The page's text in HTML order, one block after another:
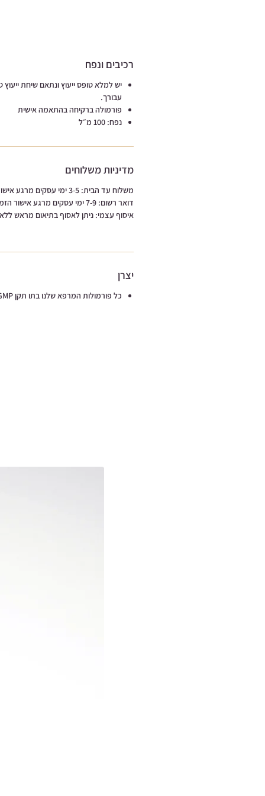
רכיבים ונפח
יש למלא טופס ייעוץ ונתאם שיחת
עבורך.
פורמולה ברקיחה בהתאמה אישית
נפח: 100 מ״ל
מדיניות משלוחים
משלוח עד הבית: 3-5 ימי עסקים מרגע אישור הזמנה.
דואר רשום: 7-9 ימי עסקים מרגע אישור הזמנה.
איסוף עצמי: ניתן לאסוף בתיאום מראש
יצרן
כל פורמולות המרפא שלנו בתו תקן GMP